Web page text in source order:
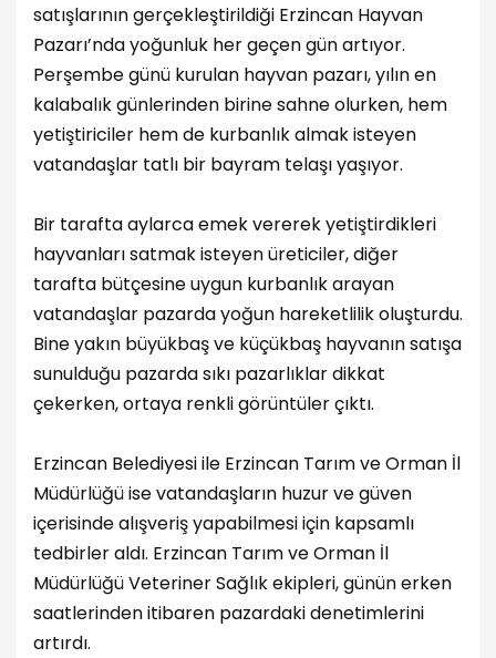
satışlarının gerçekleştirildiği Erzincan Hayvan
Pazarı’nda yoğunluk her geçen gün artıyor.
Perşembe günü kurulan hayvan pazarı, yılın en
kalabalık günlerinden birine sahne olurken, hem
yetiştiriciler hem de kurbanlık almak isteyen
vatandaşlar tatlı bir bayram telaşı yaşıyor.
Bir tarafta aylarca emek vererek yetiştirdikleri
hayvanları satmak isteyen üreticiler, diğer
tarafta bütçesine uygun kurbanlık arayan
vatandaşlar pazarda yoğun hareketlilik oluşturdu.
Bine yakın büyükbaş ve küçükbaş hayvanın satışa
sunulduğu pazarda sıkı pazarlıklar dikkat
çekerken, ortaya renkli görüntüler çıktı.
Erzincan Belediyesi ile Erzincan Tarım ve Orman İl
Müdürlüğü ise vatandaşların huzur ve güven
içerisinde alışveriş yapabilmesi için kapsamlı
tedbirler aldı. Erzincan Tarım ve Orman İl
Müdürlüğü Veteriner Sağlık ekipleri, günün erken
saatlerinden itibaren pazardaki denetimlerini
artırdı.